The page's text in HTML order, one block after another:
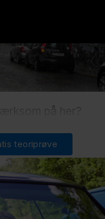
teoriprøve